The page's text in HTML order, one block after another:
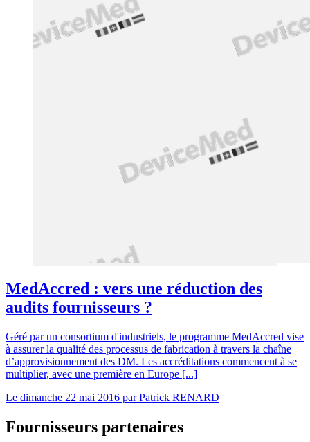
MedAccred : vers une réduction des
audits fournisseurs ?
Géré par un consortium d'industriels, le programme MedAccred vise
à assurer la qualité des processus de fabrication à travers la chaîne
d’approvisionnement des DM. Les accréditations commencent à se
multiplier, avec une première en Europe [...]
Le dimanche 22 mai 2016 parPatrick RENARD
Fournisseurs partenaires